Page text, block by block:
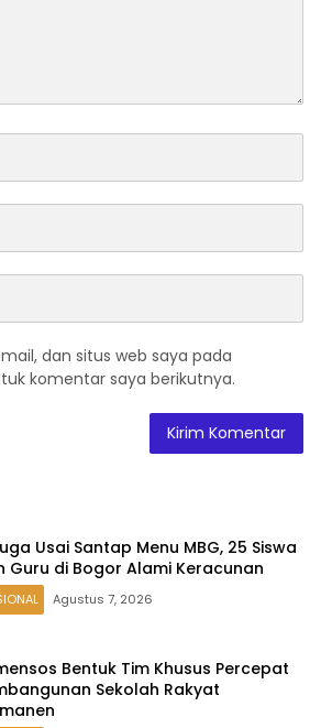
dan situs web saya pada
komentar saya berikutnya.
Usai Santap Menu MBG, 25 Siswa
Guru di Bogor Alami Keracunan
Agustus 7, 2026
Bentuk Tim Khusus Percepat
Sekolah Rakyat